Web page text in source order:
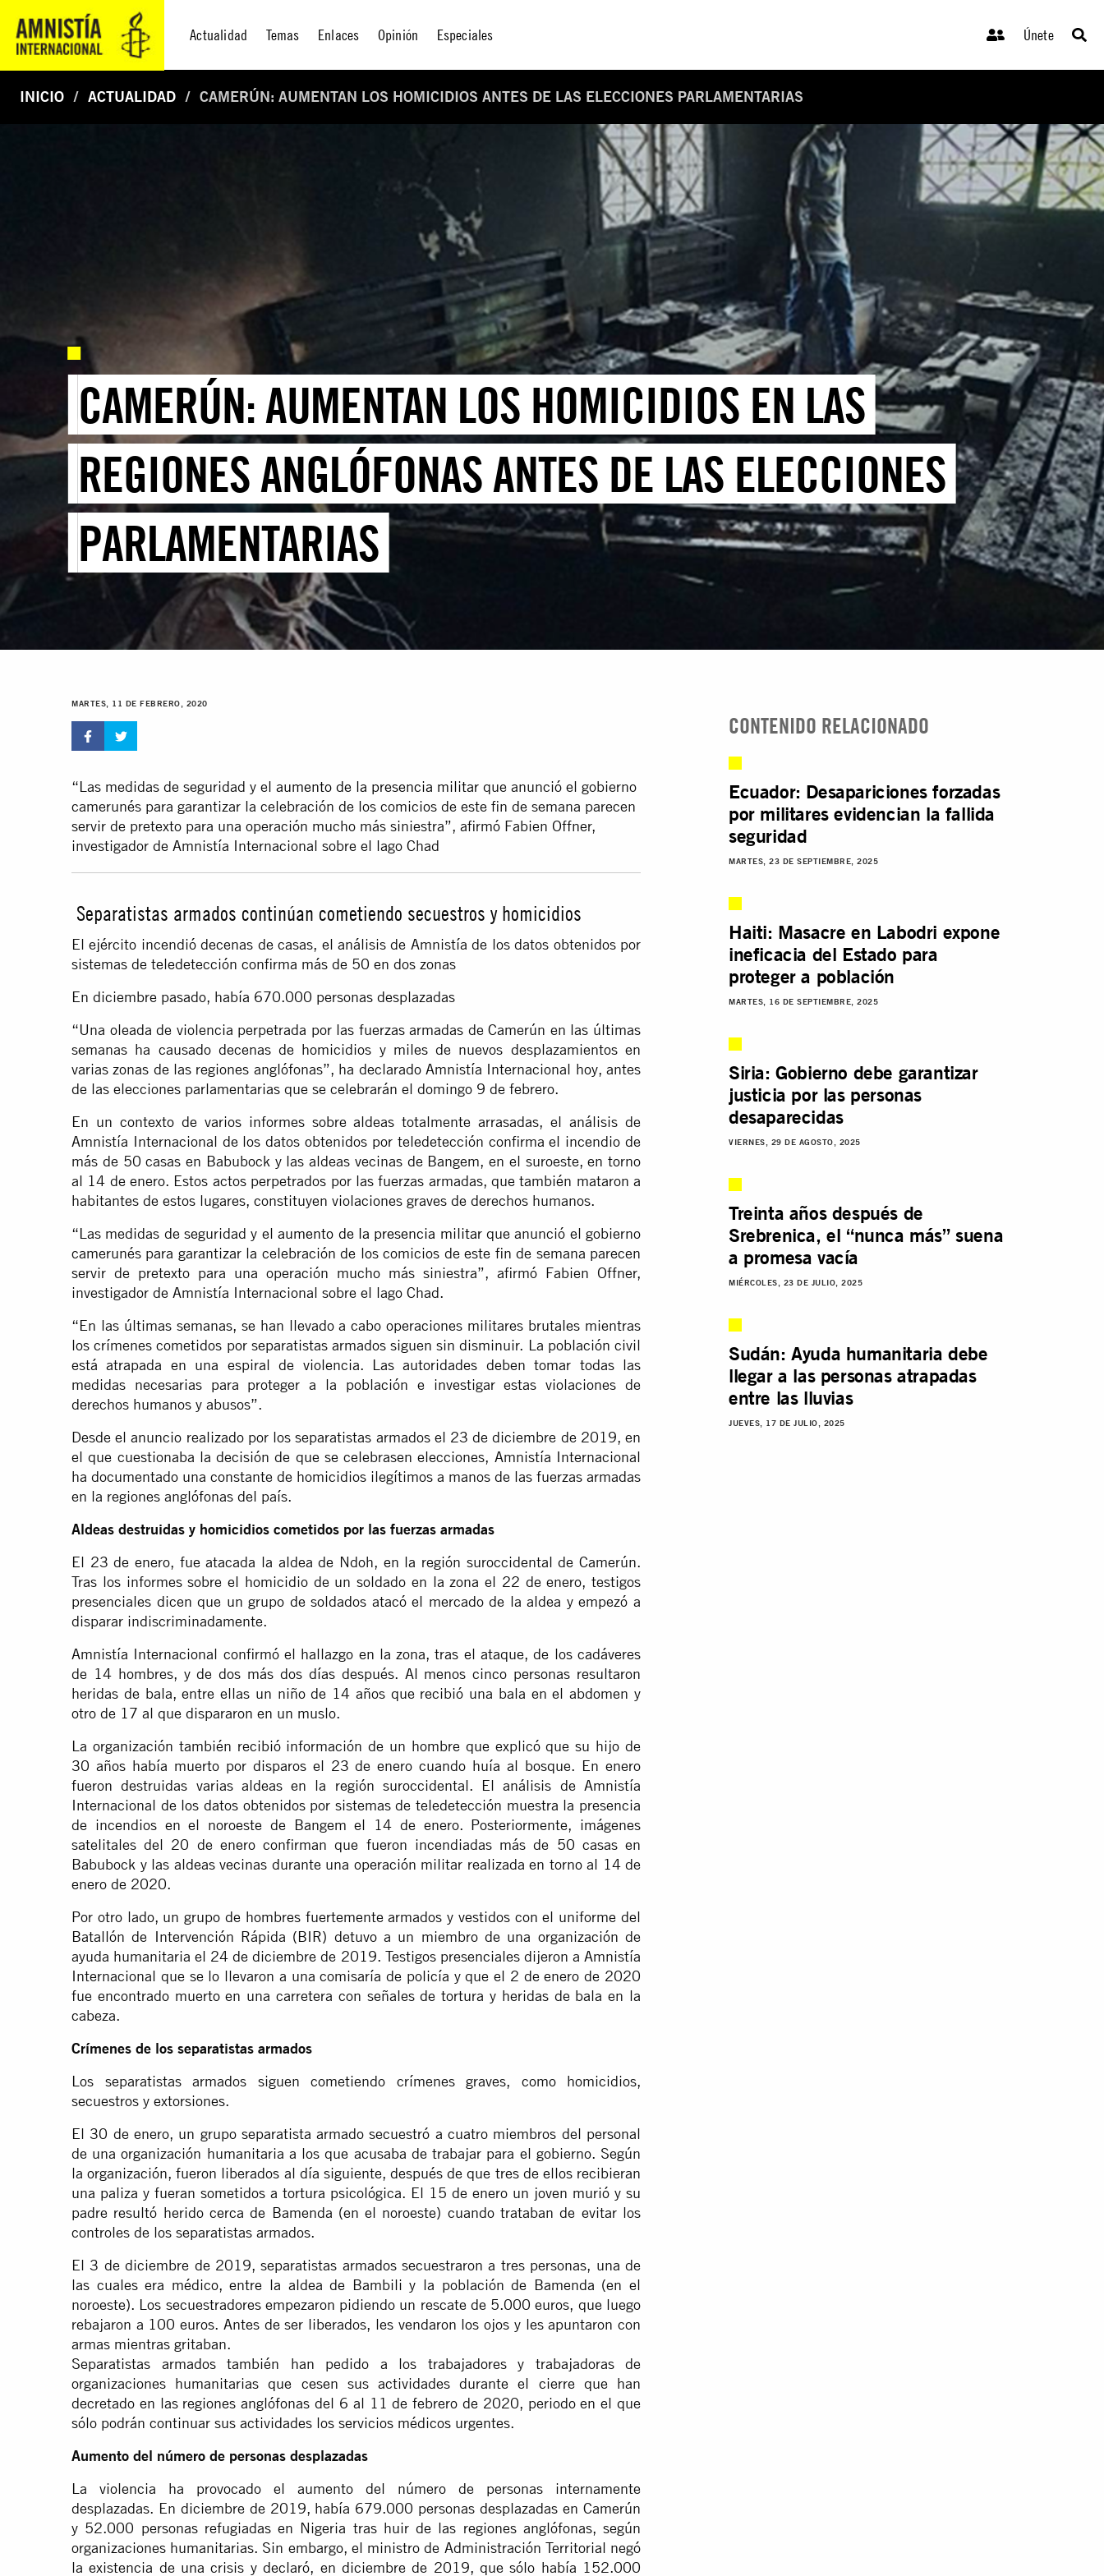
Actualidad Temas Enlaces Opinión Especiales Únete
INICIO ACTUALIDAD CAMERÚN: AUMENTAN LOS HOMICIDIOS ANTES DE LAS ELECCIONES PARLAMENTARIAS
CAMERÚN: AUMENTAN LOS HOMICIDIOS EN LAS
REGIONES ANGLÓFONAS ANTES DE LAS ELECCIONES
PARLAMENTARIAS
MARTES, 11 DE FEBRERO, 2020
“Las medidas de seguridad y el aumento de la presencia militar que anunció el gobierno
camerunés para garantizar la celebración de los comicios de este fin de semana parecen
servir de pretexto para una operación mucho más siniestra”, afirmó Fabien Offner,
investigador de Amnistía Internacional sobre el lago Chad
Separatistas armados continúan cometiendo secuestros y homicidios
El ejército incendió decenas de casas, el análisis de Amnistía de los datos obtenidos por
sistemas de teledetección confirma más de 50 en dos zonas
En diciembre pasado, había 670.000 personas desplazadas
“Una oleada de violencia perpetrada por las fuerzas armadas de Camerún en las últimas
semanas ha causado decenas de homicidios y miles de nuevos desplazamientos en
varias zonas de las regiones anglófonas”, ha declarado Amnistía Internacional hoy, antes
de las elecciones parlamentarias que se celebrarán el domingo 9 de febrero.
En un contexto de varios informes sobre aldeas totalmente arrasadas, el análisis de
Amnistía Internacional de los datos obtenidos por teledetección confirma el incendio de
más de 50 casas en Babubock y las aldeas vecinas de Bangem, en el suroeste, en torno
al 14 de enero. Estos actos perpetrados por las fuerzas armadas, que también mataron a
habitantes de estos lugares, constituyen violaciones graves de derechos humanos.
“Las medidas de seguridad y elaumento de la presencia militarque anunció el gobierno
camerunés para garantizar la celebración de los comicios de este fin de semana parecen
servir de pretexto para una operación mucho más siniestra”, afirmó Fabien Offner,
investigador de Amnistía Internacional sobre el lago Chad.
“En las últimas semanas, se han llevado a cabo operaciones militares brutales mientras
los crímenes cometidos por separatistas armados siguen sin disminuir. La población civil
está atrapada en una espiral de violencia. Las autoridades deben tomar todas las
medidas necesarias para proteger a la población e investigar estas violaciones de
derechos humanos y abusos”.
Desde el anuncio realizado por los separatistas armados el 23 de diciembre de 2019, en
el que cuestionaba la decisión de que se celebrasen elecciones, Amnistía Internacional
ha documentado una constante de homicidios ilegítimos a manos de las fuerzas armadas
en la regiones anglófonas del país.
Aldeas destruidas y homicidios cometidos por las fuerzas armadas
El 23 de enero, fue atacada la aldea de Ndoh, en la región suroccidental de Camerún.
Tras los informes sobre el homicidio de un soldado en la zona el 22 de enero, testigos
presenciales dicen que un grupo de soldados atacó el mercado de la aldea y empezó a
disparar indiscriminadamente.
Amnistía Internacional confirmó el hallazgo en la zona, tras el ataque, de los cadáveres
de 14 hombres, y de dos más dos días después. Al menos cinco personas resultaron
heridas de bala, entre ellas un niño de 14 años que recibió una bala en el abdomen y
otro de 17 al que dispararon en un muslo.
La organización también recibió información de un hombre que explicó que su hijo de
30 años había muerto por disparos el 23 de enero cuando huía al bosque. En enero
fueron destruidas varias aldeas en la región suroccidental. El análisis de Amnistía
Internacional de los datos obtenidos por sistemas de teledetección muestra la presencia
de incendios en el noroeste de Bangem el 14 de enero. Posteriormente, imágenes
satelitales del 20 de enero confirman que fueron incendiadas más de 50 casas en
Babubock y las aldeas vecinas durante una operación militar realizada en torno al 14 de
enero de 2020.
Por otro lado, un grupo de hombres fuertemente armados y vestidos con el uniforme del
Batallón de Intervención Rápida (BIR) detuvo a un miembro de una organización de
ayuda humanitaria el 24 de diciembre de 2019. Testigos presenciales dijeron a Amnistía
Internacional que se lo llevaron a una comisaría de policía y que el 2 de enero de 2020
fue encontrado muerto en una carretera con señales de tortura y heridas de bala en la
cabeza.
Crímenes de los separatistas armados
Los separatistas armados siguen cometiendo crímenes graves, como homicidios,
secuestros y extorsiones.
El 30 de enero, un grupo separatista armado secuestró a cuatro miembros del personal
de una organización humanitaria a los que acusaba de trabajar para el gobierno. Según
la organización, fueron liberados al día siguiente, después de que tres de ellos recibieran
una paliza y fueran sometidos a tortura psicológica. El 15 de enero un joven murió y su
padre resultó herido cerca de Bamenda (en el noroeste) cuando trataban de evitar los
controles de los separatistas armados.
El 3 de diciembre de 2019, separatistas armados secuestraron a tres personas, una de
las cuales era médico, entre la aldea de Bambili y la población de Bamenda (en el
noroeste). Los secuestradores empezaron pidiendo un rescate de 5.000 euros, que luego
rebajaron a 100 euros. Antes de ser liberados, les vendaron los ojos y les apuntaron con
armas mientras gritaban.
Separatistas armados también han pedido a los trabajadores y trabajadoras de
organizaciones humanitarias que cesen sus actividades durante el cierre que han
decretado en las regiones anglófonas del 6 al 11 de febrero de 2020, periodo en el que
sólo podrán continuar sus actividades los servicios médicos urgentes.
Aumento del número de personas desplazadas
La violencia ha provocado el aumento del número de personas internamente
desplazadas. En diciembre de 2019, había 679.000 personas desplazadas en Camerún
y 52.000 personas refugiadas en Nigeria tras huir de las regiones anglófonas, según
organizaciones humanitarias. Sin embargo, el ministro de Administración Territorial negó
la existencia de una crisis y declaró, en diciembre de 2019, que sólo había 152.000
CONTENIDO RELACIONADO
Ecuador: Desapariciones forzadas
por militares evidencian la fallida
seguridad
MARTES, 23 DE SEPTIEMBRE, 2025
Haiti: Masacre en Labodri expone
ineficacia del Estado para
proteger a población
MARTES, 16 DE SEPTIEMBRE, 2025
Siria: Gobierno debe garantizar
justicia por las personas
desaparecidas
VIERNES, 29 DE AGOSTO, 2025
Treinta años después de
Srebrenica, el “nunca más” suena
a promesa vacía
MIÉRCOLES, 23 DE JULIO, 2025
Sudán: Ayuda humanitaria debe
llegar a las personas atrapadas
entre las lluvias
JUEVES, 17 DE JULIO, 2025